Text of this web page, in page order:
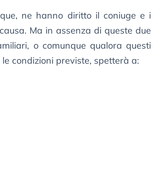
ne hanno diritto il coniuge e i
Ma in assenza di queste due
o comunque qualora questi
condizioni previste, spetterà a: